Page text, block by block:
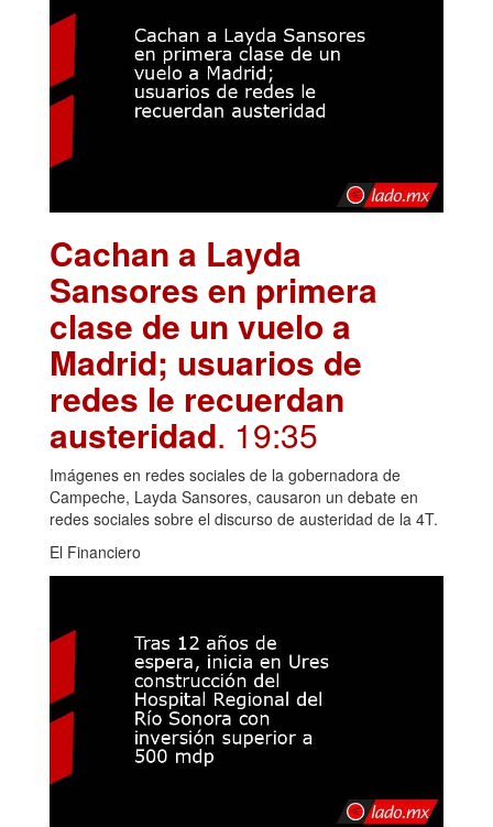
Cachan a Layda
Sansores en primera
clase de un vuelo a
Madrid; usuarios de
redes le recuerdan
austeridad. 19:35
Imágenes en redes sociales de la gobernadora de
Campeche, Layda Sansores, causaron un debate en
redes sociales sobre el discurso de austeridad de la 4T.
El Financiero